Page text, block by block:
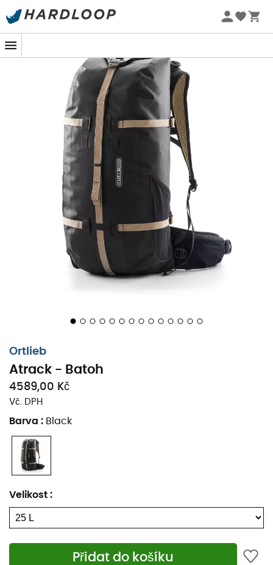
Letní akce 🔥 -5 % EXTRA při nákupu 2 produktů* s kódem
Ortlieb
Atrack - Batoh
4589,00 Kč
Vč. DPH
Barva : Black
Velikost :
Přidat do košíku
Atrackje batoh značky
s velkým objemem,
velmi praktický a zvláště vhodný pro vaše sportovní
expedice!
Navržen jako každý klasickýbatoh,Atrack
stejně, s ergonomickými popruhy a širokým
polstrovaným bederním pásem, ale jeho obsah je stejně
snadno přístupný jako u cestovního zavazadla díky
otevírání po celé délce. Použijete jej tedy jako
a poté jakobatoh při vašich outdoorových
aktivitách, jako je
turistika trekking
nebo při vašich
kole
nepromokavého
nylonového plátna a 100%
vodotěsného zipu Tizip svědčí o technické vyspělosti a
voděodolnostibatohu
. Velmi praktický, má také
mnoho bočních síťovaných kapes, které umožňují uložit
všechny vaše osobní věci, a je kompatibilní s
hydratačním systémem. Kromě toho vám volitelné
popruhy a sady pro přenášení umožňují přepravovat
Batoh Ortlieb Atrack vás bude doprovázet ve všech
Materiály: nylonové plátno odolné proti roztržení a
oděru
Vlastnosti materiálu: nepromokavý
Udržitelnost: bez PVC
Systém nošení: polstrovaná záda - polstrovaný
bederní pás - polstrované popruhy - hrudní
popruh
Nastavitelná délka zad
Ventilace pomocí závěsného systému
4 vnitřní kapsy